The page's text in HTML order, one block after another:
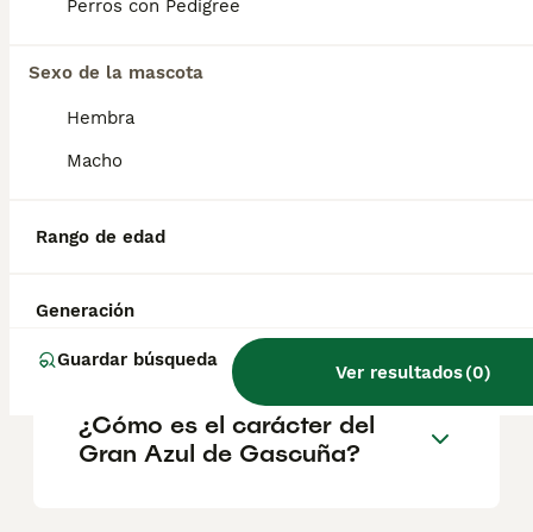
Perros con Pedigree
Sexo de la mascota
Hembra
Macho
Rango de edad
Generación
Guardar búsqueda
Ver resultados(0)
machos adultos miden entre 64 y 70 cm y
¿Cuáles son las clases de
azul de gascuña?
¿Cómo es el carácter del
Gran Azul de Gascuña?